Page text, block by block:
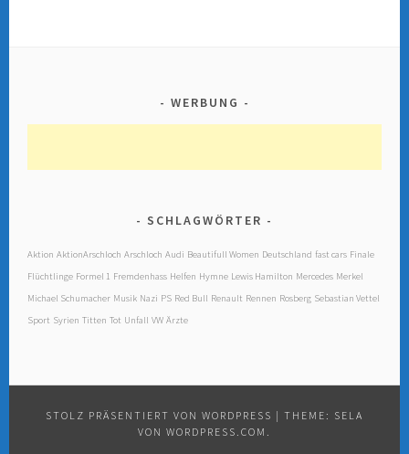
WERBUNG
SCHLAGWÖRTER
Aktion AktionArschloch Arschloch Audi Beautifull Women Deutschland fast cars Finale
Flüchtlinge Formel 1 Fremdenhass Helfen Hymne Lewis Hamilton Mercedes Merkel
Michael Schumacher Musik Nazi PS Red Bull Renault Rennen Rosberg Sebastian Vettel
Sport Syrien Titten Tot Unfall VW Ärzte
STOLZ PRÄSENTIERT VON WORDPRESS | THEME: SELA
VON WORDPRESS.COM